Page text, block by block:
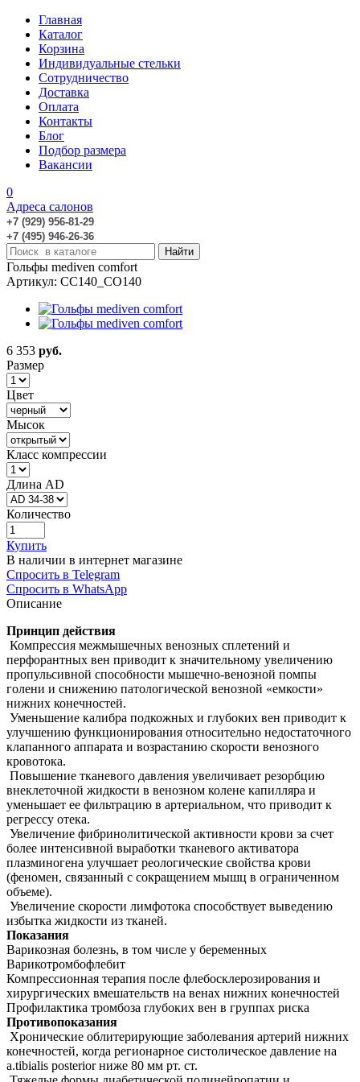
Главная
Каталог
Корзина
Индивидуальные стельки
Сотрудничество
Доставка
Оплата
Контакты
Блог
Подбор размера
Вакансии
0
Адреса салонов
+7 (929) 956-81-29
+7 (495) 946-26-36
Гольфы mediven comfort
Артикул: CC140_CO140
6 353 руб.
Размер
Цвет
Мысок
Класс компрессии
Длина AD
Количество
Купить
В наличии в интернет магазине
Спросить в Telegram
Спросить в WhatsApp
Описание
Принцип действия
Компрессия межмышечных венозных сплетений и
перфорантных вен приводит к значительному увеличению
пропульсивной способности мышечно-венозной помпы
голени и снижению патологической венозной «емкости»
нижних конечностей.
Уменьшение калибра подкожных и глубоких вен приводит к
улучшению функционирования относительно недостаточного
клапанного аппарата и возрастанию скорости венозного
кровотока.
Повышение тканевого давления увеличивает резорбцию
внеклеточной жидкости в венозном колене капилляра и
уменьшает ее фильтрацию в артериальном, что приводит к
регрессу отека.
Увеличение фибринолитической активности крови за счет
более интенсивной выработки тканевого активатора
плазминогена улучшает реологические свойства крови
(феномен, связанный с сокращением мышц в ограниченном
объеме).
Увеличение скорости лимфотока способствует выведению
избытка жидкости из тканей.
Показания
Варикозная болезнь, в том числе у беременных
Варикотромбофлебит
Компрессионная терапия после флебосклерозирования и
хирургических вмешательств на венах нижних конечностей
Профилактика тромбоза глубоких вен в группах риска
Противопоказания
Хронические облитерирующие заболевания артерий нижних
конечностей, когда регионарное систолическое давление на
а.tibialis posterior ниже 80 мм рт. ст.